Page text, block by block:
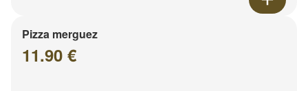
Pizza merguez
11.90 €